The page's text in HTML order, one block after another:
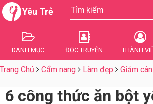
Yêu Trẻ
DANH MỤC ĐỌC TRUYỆN THÀNH
Trang Chủ Cẩm nang Làm đẹp Giảm cân
6 công thức ăn bột